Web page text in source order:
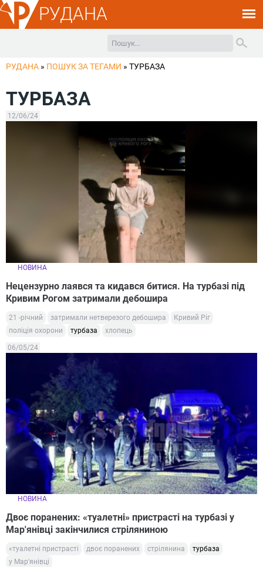
РУДАНА
РУДАНА » ПОШУК ЗА ТЕГАМИ » ТУРБАЗА
ТУРБАЗА
12/06/24
НОВИНА
Нецензурно лаявся та кидався битися. На турбазі під
Кривим Рогом затримали дебошира
21 -річний затримали нетверезого дебошира
Кривий Ріг
поліція охорони
турбаза хлопець
06/05/24
НОВИНА
Двоє поранених: «туалетні» пристрасті на турбазі у
Мар'янівці закінчилися стріляниною
«туалетні пристрасті двоє поранених стрілянина
турбаза
у Мар'янівці